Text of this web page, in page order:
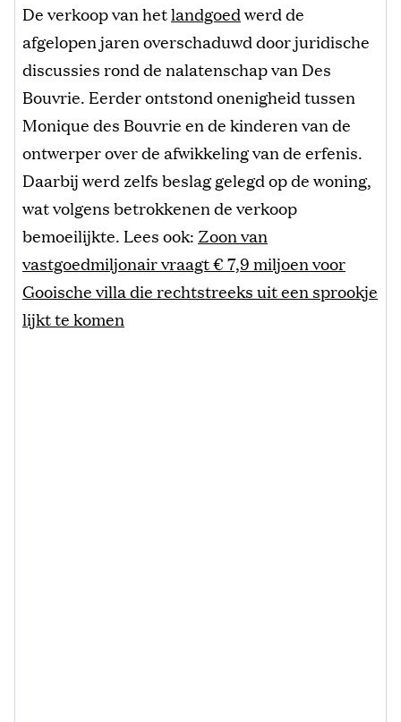
De verkoop van hetlandgoedwerd de
afgelopen jaren overschaduwd door juridische
discussies rond de nalatenschap van Des
Bouvrie. Eerder ontstond onenigheid tussen
Monique des Bouvrie en de kinderen van de
ontwerper over de afwikkeling van de erfenis.
Daarbij werd zelfs beslag gelegd op de woning,
wat volgens betrokkenen de verkoop
bemoeilijkte. Lees ook: Zoon van
vastgoedmiljonair vraagt € 7,9 miljoen voor
Gooische villa die rechtstreeks uit een sprookje
lijkt te komen